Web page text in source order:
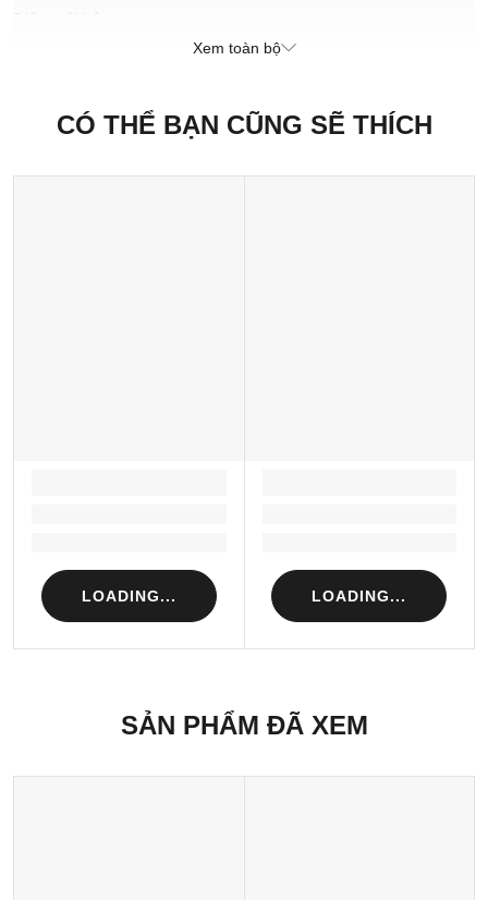
Lựa chọn hoàn hảo để gói quà mà không cần bao bì nhựa
Mang đậm dấu ấn nghệ thuật với thiết kế độc đáo từ Pinky
Vision
Xem toàn bộ
CÓ THỂ BẠN CŨNG SẼ THÍCH
LOADING... LOADING...
SẢN PHẨM ĐÃ XEM